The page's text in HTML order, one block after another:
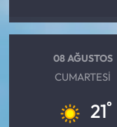
08 AĞUSTOS
CUMARTESI
21°